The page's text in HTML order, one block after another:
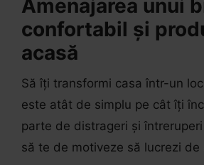
Amenajarea unui
confortabil și
acasă
Să îți transformi casa într-un
este atât de simplu pe cât îți
parte de distrageri și
să te de motiveze să lucrezi de